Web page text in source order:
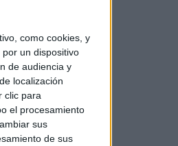
como cookies, y
un dispositivo
de audiencia y
localización
clic para
el procesamiento
sus
de sus